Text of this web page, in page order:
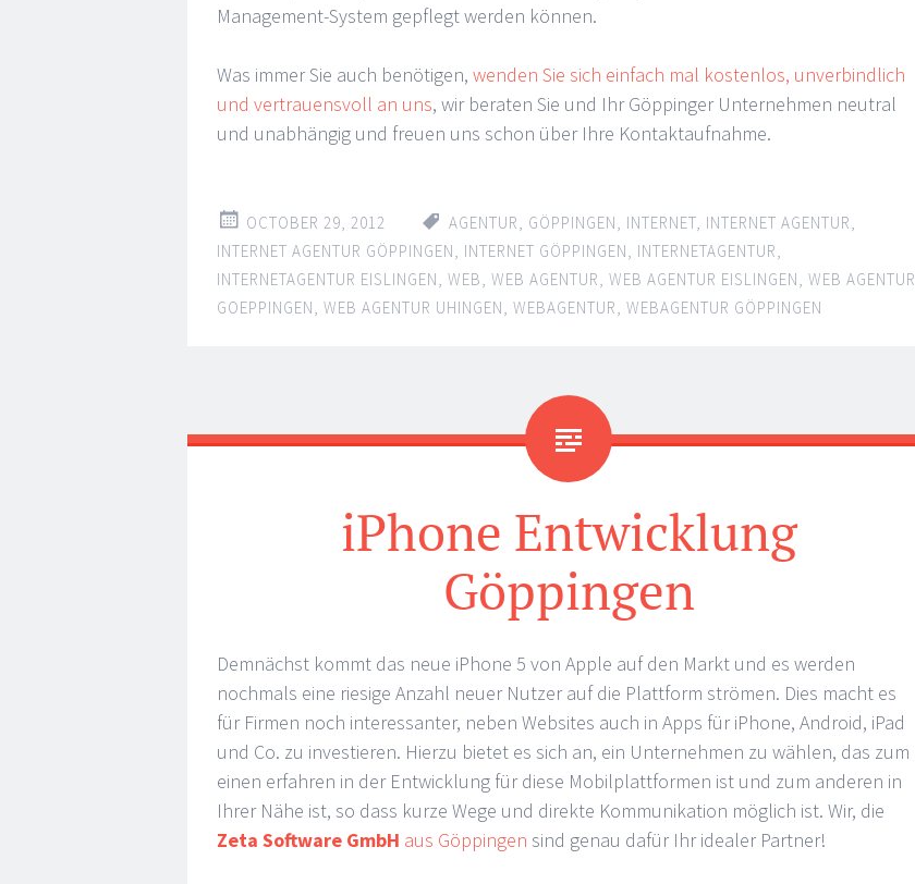
Management-System gepflegt werden können.
Was immer Sie auch benötigen, wenden Sie sich einfach mal kostenlos, unverbindlich
und vertrauensvoll an uns, wir beraten Sie und Ihr Göppinger Unternehmen neutral
und unabhängig und freuen uns schon über Ihre Kontaktaufnahme.
OCTOBER 29, 2012 AGENTUR, GÖPPINGEN, INTERNET, INTERNET AGENTUR,
INTERNET AGENTUR GÖPPINGEN, INTERNET GÖPPINGEN, INTERNETAGENTUR,
INTERNETAGENTUR EISLINGEN, WEB, WEB AGENTUR, WEB AGENTUR EISLINGEN, WEB AGENTUR
GOEPPINGEN, WEB AGENTUR UHINGEN, WEBAGENTUR, WEBAGENTUR GÖPPINGEN
iPhone Entwicklung
Göppingen
Demnächst kommt das neue iPhone 5 von Apple auf den Markt und es werden
nochmals eine riesige Anzahl neuer Nutzer auf die Plattform strömen. Dies macht es
für Firmen noch interessanter, neben Websites auch in Apps für iPhone, Android, iPad
und Co. zu investieren. Hierzu bietet es sich an, ein Unternehmen zu wählen, das zum
einen erfahren in der Entwicklung für diese Mobilplattformen ist und zum anderen in
Ihrer Nähe ist, so dass kurze Wege und direkte Kommunikation möglich ist. Wir, die
Zeta Software GmbH aus Göppingen sind genau dafür Ihr idealer Partner!